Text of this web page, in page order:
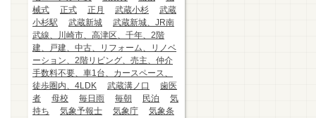
械式
正式 正月 武蔵小杉
武蔵
小杉駅
武蔵新城
武蔵新城、JR南
武線、川崎市、高津区、千年、2階
建、戸建、中古、リフォーム、リノベ
ーション、2階リビング、売主、仲介
手数料不要、車1台、カースペース、
徒歩圏内、4LDK
武蔵溝ノ口
歯医
者
母校 毎日雨 毎朝 民泊
気
持ち
気象予報士 気象庁
気象条